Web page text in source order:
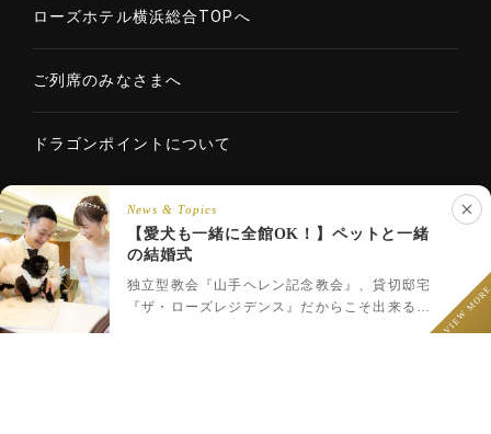
ローズホテル横浜総合TOPへ
ご列席のみなさまへ
ドラゴンポイントについて
Copyright © 2020 ROSE HOTELS INTERNATIONAL Co., Ltd. All
フェア予約 プラン一覧 LINEで相談
News & Topics
【愛犬も一緒に全館OK！】ペットと一緒
の結婚式
独立型教会『山手ヘレン記念教会』、貸切邸宅
『ザ・ローズレジデンス』だからこそ出来るペ
VIEW